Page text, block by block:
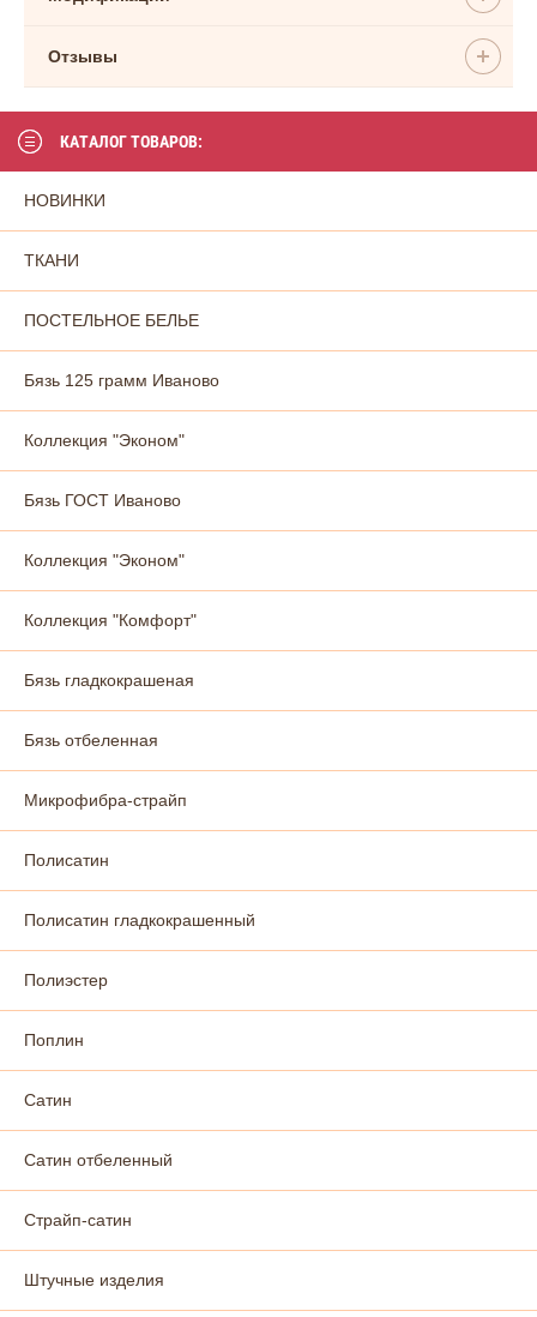
КАТАЛОГ ТОВАРОВ:
НОВИНКИ
ТКАНИ
ПОСТЕЛЬНОЕ БЕЛЬЕ
Бязь 125 грамм Иваново
Коллекция "Эконом"
Бязь ГОСТ Иваново
Коллекция "Эконом"
Коллекция "Комфорт"
Бязь гладкокрашеная
Бязь отбеленная
Микрофибра-страйп
Полисатин
Полисатин гладкокрашенный
Полиэстер
Поплин
Сатин
Сатин отбеленный
Страйп-сатин
Штучные изделия
Отзывы